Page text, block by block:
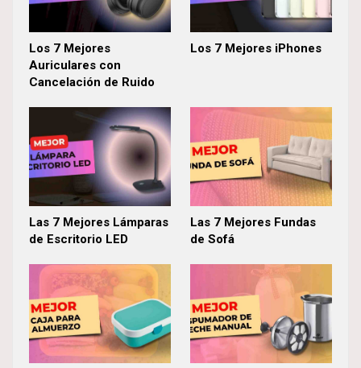
Los 7 Mejores
Auriculares con
Cancelación de Ruido
Los 7 Mejores iPhones
Las 7 Mejores Lámparas
de Escritorio LED
Las 7 Mejores Fundas
de Sofá